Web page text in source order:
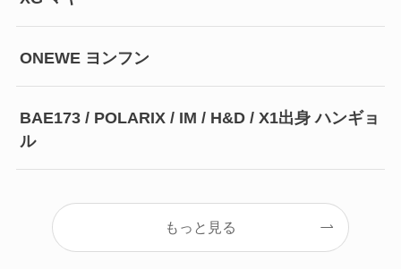
ONEWE ヨンフン
BAE173 / POLARIX / IM / H&D / X1出身 ハンギョ
ル
もっと見る